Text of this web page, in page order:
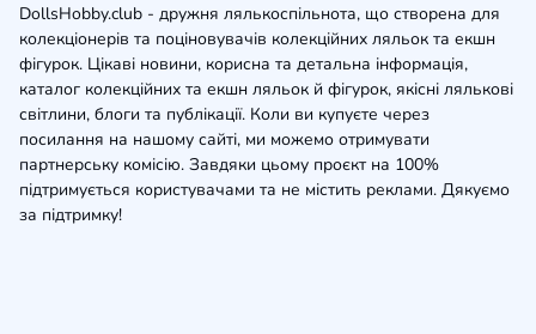
DollsHobby.club - дружня лялькоспільнота, що створена для
колекціонерів та поціновувачів колекційних ляльок та екшн
фігурок. Цікаві новини, корисна та детальна інформація,
каталог колекційних та екшн ляльок й фігурок, якісні лялькові
світлини, блоги та публікації. Коли ви купуєте через
посилання на нашому сайті, ми можемо отримувати
партнерську комісію. Завдяки цьому проєкт на 100%
підтримується користувачами та не містить реклами. Дякуємо
за підтримку!